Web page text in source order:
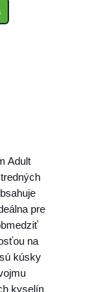
Adult
pre
na
kúsky
kyselín